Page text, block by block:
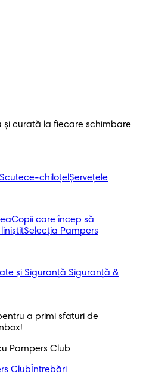
și curată la fiecare schimbare
Scutece-chiloțelȘervețele
Copii care încep să
Selecția Pampers
și Siguranță Siguranță &
a primi sfaturi de
Pampers Club
Club Întrebări